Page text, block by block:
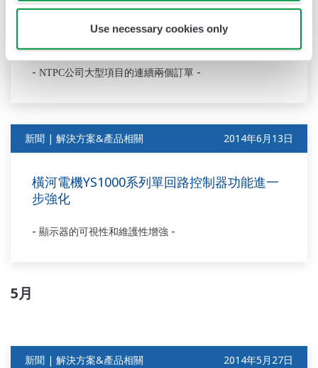
Use necessary cookies only
橫河電機贏得印度Lara超臨界燃煤發電廠控
- NTPC公司大型項目的連續兩個訂單 -
新聞 | 解決方案&產品相關 2014年6月13日
橫河電機YS1000系列單回路控制器功能進一
步強化
- 顯示器的可視性和維護性增強 -
5月
新聞 | 解決方案&產品相關 2014年5月27日